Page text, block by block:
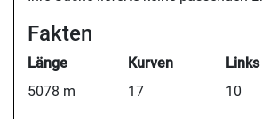
Fakten
Länge
5078 m
Kurven
17
Links
10